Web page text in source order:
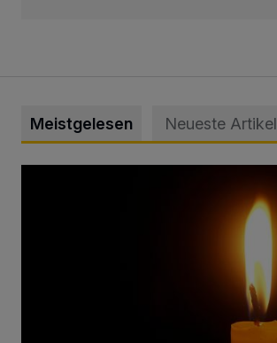
Meistgelesen Neueste Artikel